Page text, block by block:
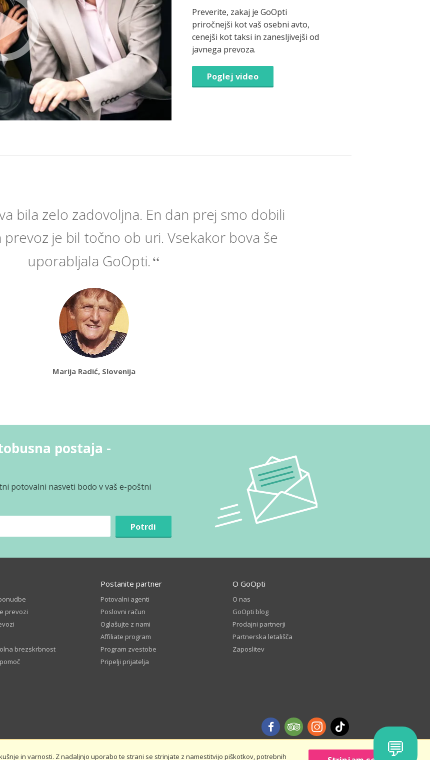
in varnosti. Z nadaljnjo uporabo te strani se strinjate z namestitvijo piškotkov, potrebnih
Preverite, zakaj je GoOpti
priročnejši kot vaš osebni avto,
cenejši kot taksi in zanesljivejši od
javnega prevoza.
Poglej video
bila zelo zadovoljna. En dan prej smo dobili
je bil točno ob uri. Vsekakor bova še
uporabljala GoOpti.
Marija Radić, Slovenija
postaja -
potovalni nasveti bodo v vaš e-poštni
Potrdi
prevozi
brezskrbnost
Postanite partner
Potovalni agenti
Poslovni račun
Oglašujte z nami
Affiliate program
Program zvestobe
Pripelji prijatelja
O GoOpti
O nas
GoOpti blog
Prodajni partnerji
Partnerska letališča
Zaposlitev
💬